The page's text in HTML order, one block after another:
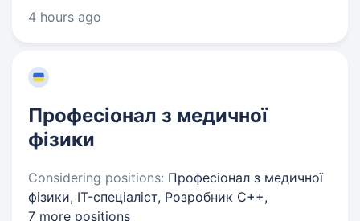
4 hours ago
Професіонал з медичної
фізики
Considering positions: Професіонал з медичної
фізики, IT-спеціаліст, Розробник С++,
7 more positions